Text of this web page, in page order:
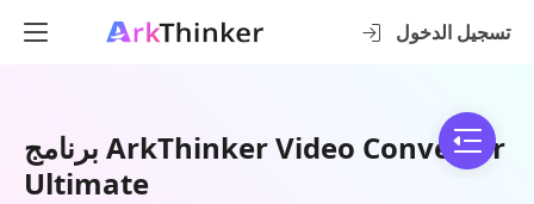
تسجيل الدخول
برنامج ArkThinker Video Converter
Ultimate